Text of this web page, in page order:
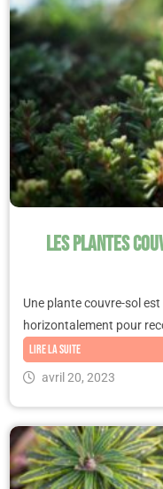
Les plantes
Une plante couvre-sol
horizontalement pour
Lire la suite
avril 20, 2023